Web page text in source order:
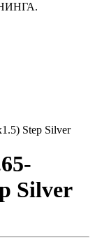
Step Silver
Silver